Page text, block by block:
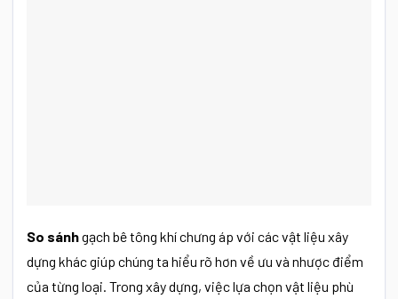
So sánhgạch bê tông khí chưng áp với các vật liệu xây
dựng khác giúp chúng ta hiểu rõ hơn về ưu và nhược điểm
của từng loại. Trong xây dựng, việc lựa chọn vật liệu phù